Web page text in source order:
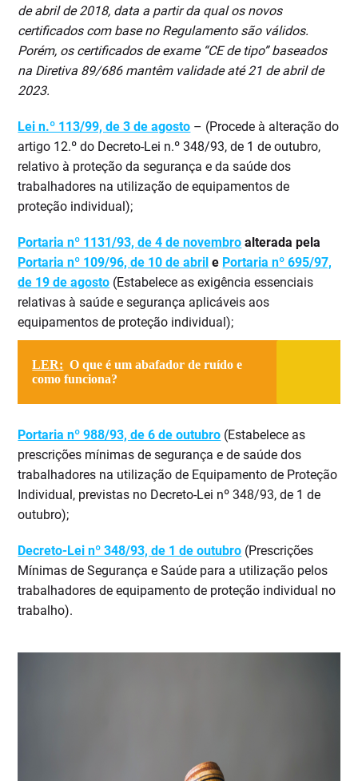
de abril de 2018, data a partir da qual os novos
certificados com base no Regulamento são válidos.
Porém, os certificados de exame “CE de tipo” baseados
na Diretiva 89/686 mantêm validade até 21 de abril de
2023.
Lei n.º 113/99, de 3 de agosto – (Procede à alteração do
artigo 12.º do Decreto-Lei n.º 348/93, de 1 de outubro,
relativo à proteção da segurança e da saúde dos
trabalhadores na utilização de equipamentos de
proteção individual);
Portaria nº 1131/93, de 4 de novembro alterada pela
Portaria nº 109/96, de 10 de abril e Portaria nº 695/97,
de 19 de agosto (Estabelece as exigência essenciais
relativas à saúde e segurança aplicáveis aos
equipamentos de proteção individual);
LER: O que é um abafador de ruído e
como funciona?
Portaria nº 988/93, de 6 de outubro (Estabelece as
prescrições mínimas de segurança e de saúde dos
trabalhadores na utilização de Equipamento de Proteção
Individual, previstas no Decreto-Lei nº 348/93, de 1 de
outubro);
Decreto-Lei nº 348/93, de 1 de outubro (Prescrições
Mínimas de Segurança e Saúde para a utilização pelos
trabalhadores de equipamento de proteção individual no
trabalho).